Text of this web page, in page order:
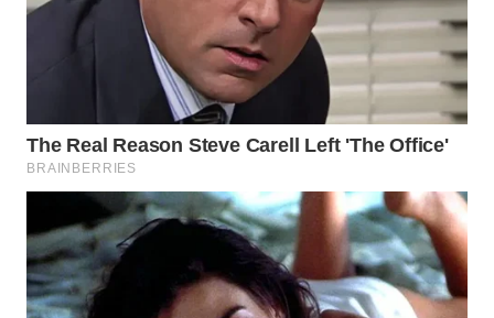
WN
PADANG
LAWAS
WN
SUMEDANG
WN
CIANJUR